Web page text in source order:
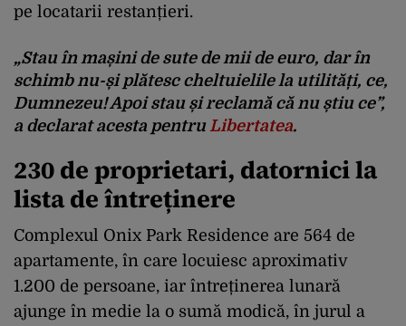
pe locatarii restanțieri.
„Stau în mașini de sute de mii de euro, dar în
schimb nu-și plătesc cheltuielile la utilități, ce,
Dumnezeu! Apoi stau și reclamă că nu știu ce”,
a declarat acesta pentru Libertatea.
230 de proprietari, datornici la
lista de întreținere
Complexul Onix Park Residence are 564 de
apartamente, în care locuiesc aproximativ
1.200 de persoane, iar întreținerea lunară
ajunge în medie la o sumă modică, în jurul a